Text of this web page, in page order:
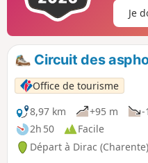
Je
Circuit des
Office de tourisme
8,97 km
+95 m
-
2h 50
Facile
Départ à Dirac (Charente)